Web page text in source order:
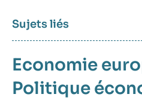
Sujets liés
Economie
Politique